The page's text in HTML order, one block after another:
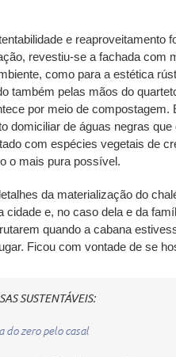
e
revestiu-se a fachada com
como para a estética
também pelas mãos do
por meio de
domiciliar de águas negras
com espécies vegetais de
o mais pura possível.
da materialização do
cidade e, no caso dela e da
quando a cabana
Ficou com vontade de se
SUSTENTÁVEIS:
do zero pelo casal